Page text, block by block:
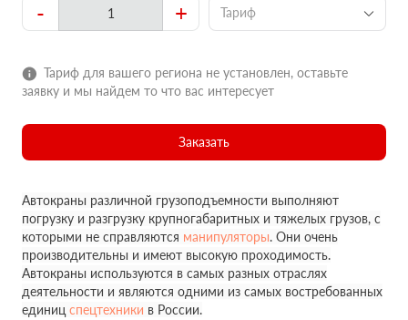
- + Тариф
Тариф для вашего региона не установлен, оставьте
заявку и мы найдем то что вас интересует
Заказать
Автокраны различной грузоподъемности выполняют
погрузку и разгрузку крупногабаритных и тяжелых грузов, с
которыми не справляются манипуляторы. Они очень
производительны и имеют высокую проходимость.
Автокраны используются в самых разных отраслях
деятельности и являются одними из самых востребованных
единиц спецтехники в России.